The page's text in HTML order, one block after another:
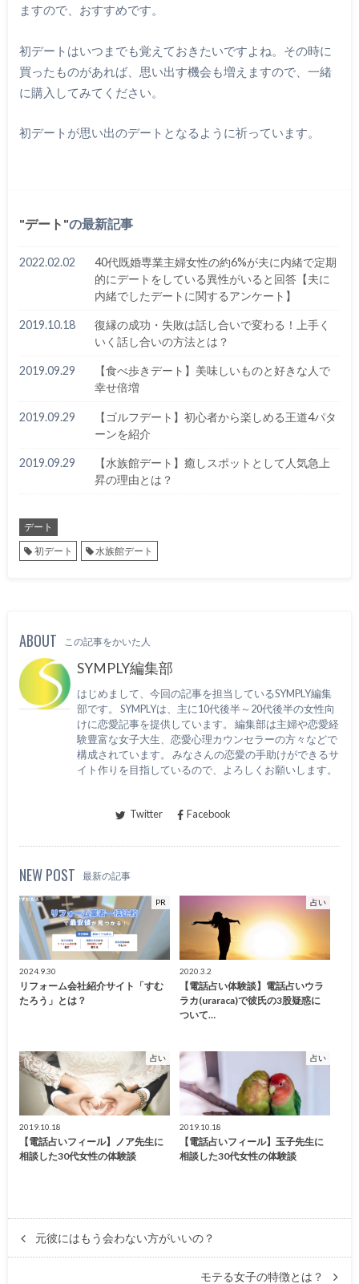
ますので、おすすめです。
初デートはいつまでも覚えておきたいですよね。その時に
買ったものがあれば、思い出す機会も増えますので、一緒
に購入してみてください。
初デートが思い出のデートとなるように祈っています。
デート の最新記事
2022.02.02
40代既婚専業主婦女性の約6%が夫に内緒で定期
的にデートをしている異性がいると回答【夫に
内緒でしたデートに関するアンケート】
2019.10.18
復縁の成功・失敗は話し合いで変わる！上手く
いく話し合いの方法とは？
2019.09.29
【食べ歩きデート】美味しいものと好きな人で
幸せ倍増
2019.09.29
【ゴルフデート】初心者から楽しめる王道4パタ
ーンを紹介
2019.09.29
【水族館デート】癒しスポットとして人気急上
昇の理由とは？
デート
初デート
水族館デート
ABOUT この記事をかいた人
SYMPLY編集部
はじめまして、今回の記事を担当しているSYMPLY編集
部です。 SYMPLYは、主に10代後半～20代後半の女性向
けに恋愛記事を提供しています。 編集部は主婦や恋愛経
験豊富な女子大生、恋愛心理カウンセラーの方々などで
構成されています。 みなさんの恋愛の手助けができるサ
イト作りを目指しているので、よろしくお願いします。
Twitter Facebook
NEW POST 最新の記事
PR
2024.9.30
リフォーム会社紹介サイト「すむ
たろう」とは？
占い
2020.3.2
【電話占い体験談】電話占いウラ
ラカ(uraraca)で彼氏の3股疑惑に
ついて…
占い
2019.10.18
【電話占いフィール】ノア先生に
相談した30代女性の体験談
占い
2019.10.18
【電話占いフィール】玉子先生に
相談した30代女性の体験談
元彼にはもう会わない方がいいの？
モテる女子の特徴とは？